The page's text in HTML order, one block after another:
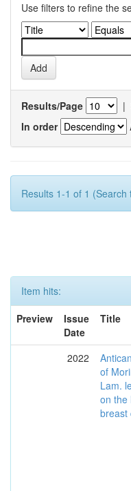
Use filters to refine the
Results/Page |
In order
Results 1-1 of 1
Item hits:
Preview
Issue
Date
Title
2022
of
Lam.
on the
breast